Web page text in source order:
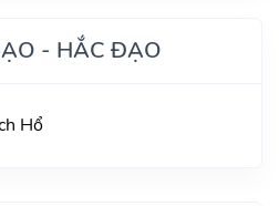
- HẮC ĐẠO
Hổ